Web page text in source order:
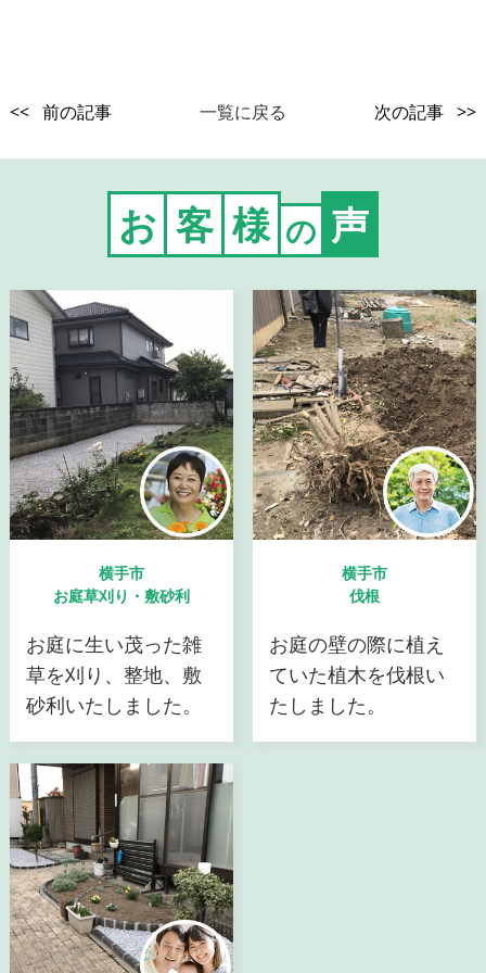
<< 前の記事 一覧に戻る 次の記事 >>
お 客 様 の 声
横手市
お庭草刈り・敷砂利
お庭に生い茂った雑
草を刈り、整地、敷
砂利いたしました。
横手市
伐根
お庭の壁の際に植え
ていた植木を伐根い
たしました。